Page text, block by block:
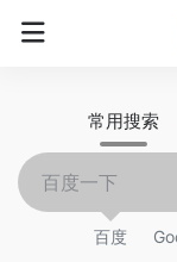
常用搜索
百度